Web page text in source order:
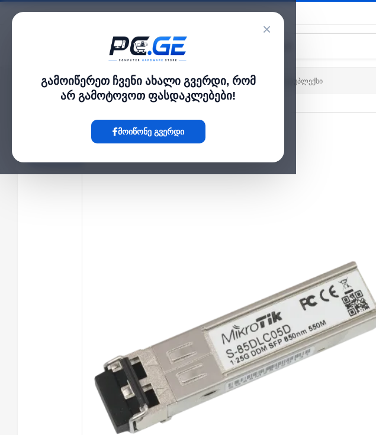
×
გამოიწერეთ ჩვენი ახალი გვერდი, რომ
არ გამოტოვოთ ფასდაკლებები!
მოიწონე გვერდი
კატალოგი
მთავარი›ქსელი და Wi-Fi-ფაიბერი›1.25 გბ/წმ SFP მოდული, მრავალ მოდიანი, LC დუპლექსი